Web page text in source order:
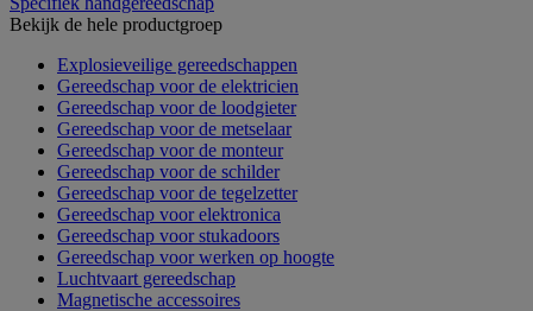
Bekijk de hele productgroep
Explosieveilige gereedschappen
Gereedschap voor de elektricien
Gereedschap voor de loodgieter
Gereedschap voor de metselaar
Gereedschap voor de monteur
Gereedschap voor de schilder
Gereedschap voor de tegelzetter
Gereedschap voor elektronica
Gereedschap voor stukadoors
Gereedschap voor werken op hoogte
Luchtvaart gereedschap
Magnetische accessoires